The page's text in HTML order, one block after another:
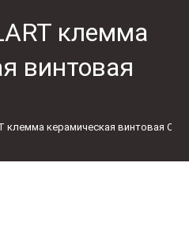
клемма
винтовая
клемма керамическая винтовая